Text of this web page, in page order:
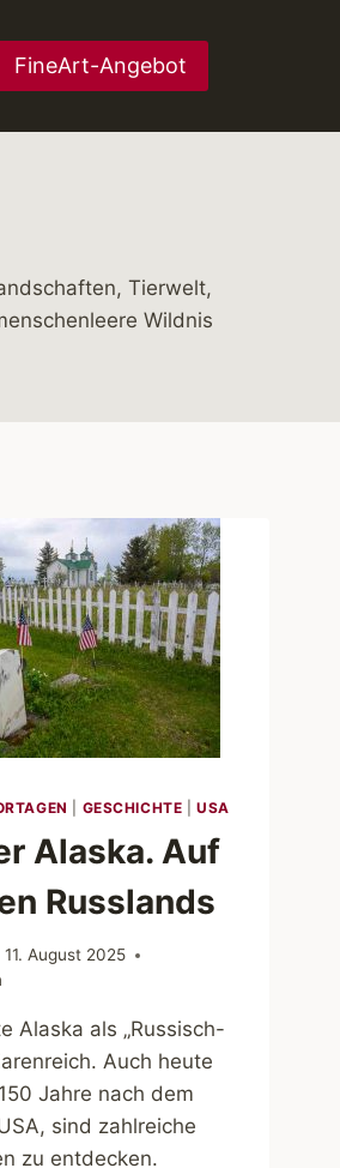
FineArt-Angebot
Tierwelt,
Wildnis
GESCHICHTE |USA
Alaska. Auf
Russlands
11. August 2025
Alaska als „Russisch-
Auch heute
Jahre nach dem
sind zahlreiche
zu entdecken.